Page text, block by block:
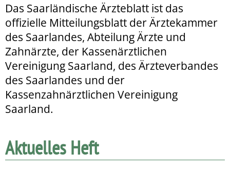
Das Saarländische Ärzteblatt ist das
offizielle Mitteilungsblatt der Ärztekammer
des Saarlandes, Abteilung Ärzte und
Zahnärzte, der Kassenärztlichen
Vereinigung Saarland, des Ärzteverbandes
des Saarlandes und der
Kassenzahnärztlichen Vereinigung
Saarland.
Aktuelles Heft